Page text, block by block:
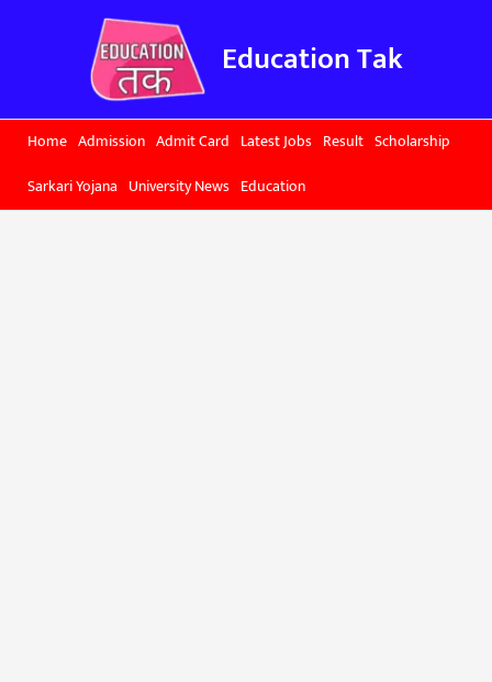
Education Tak
Home Admission Admit Card Latest Jobs Result Scholarship
Sarkari Yojana University News Education